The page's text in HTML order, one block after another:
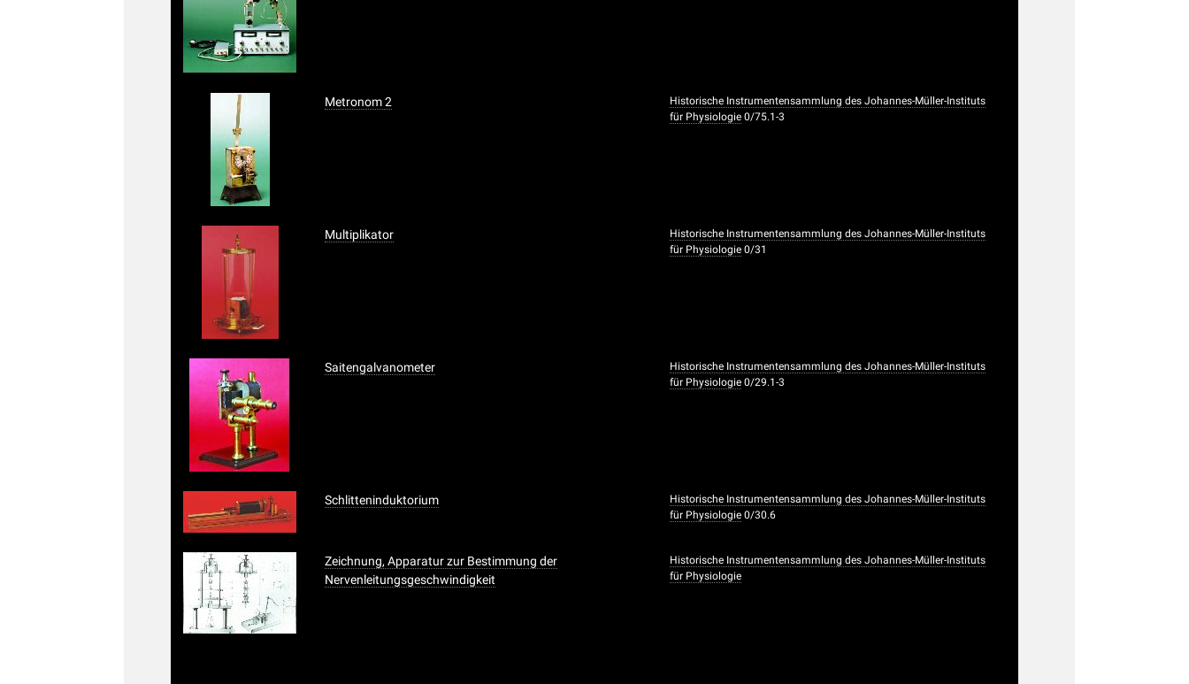
Metronom 2
Historische Instrumentensammlung des Johannes-Müller-Instituts
für Physiologie 0/75.1-3
Multiplikator
Historische Instrumentensammlung des Johannes-Müller-Instituts
für Physiologie 0/31
Saitengalvanometer
Historische Instrumentensammlung des Johannes-Müller-Instituts
für Physiologie 0/29.1-3
Schlitteninduktorium
Historische Instrumentensammlung des Johannes-Müller-Instituts
für Physiologie 0/30.6
Zeichnung, Apparatur zur Bestimmung der
Nervenleitungsgeschwindigkeit
Historische Instrumentensammlung des Johannes-Müller-Instituts
für Physiologie